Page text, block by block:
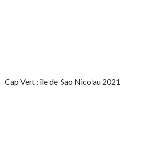
Cap Vert : île de Sao Nicolau 2021